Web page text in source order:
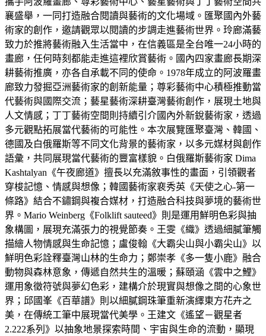
襄盛舉，一同打造融合閱讀與藝術的文化場域。匯聚國內外藝
術家的創作，邀請觀眾以閱讀的步調走進藝術世界。玲廊滿藝
致力於推將藝術融入生活當中，在信義區是全台唯一24小時的
畫廊，任何時刻都能走進這裡欣賞藝術。國內四家畫廊長期深
耕藝術推廣，亦各自承載不同的使命。1978年成立的阿波羅畫
廊致力發掘亞洲藝術家的創新能量；尊彩藝術中心積極推動當
代藝術與國際交流；藝星藝術深耕臺灣藝術創作，展現土地與
人文情感；丁丁藝術空間則持續引介國內外新銳藝術家，透過
多元觀點拓展當代藝術的可能性。本次展覽匯聚臺灣、韓國、
德國及白俄羅斯等不同文化背景的藝術家，以多元媒材與創作
語彙，共同展現當代藝術的豐富樣貌。白俄羅斯藝術家 Dima
Kashtalyan《午夜廊道》擅長以充滿敘事性的畫面，引領觀者
穿梭記憶、情感與想像；韓國藝術家裵秀英《天使之心-第一
條路》結合不鏽鋼與複合媒材，打造融合科技與夢境的藝術世
界。Mario Weinberg《Folklift sauteed》則是運用鮮明色彩與抽
象構圖，展現充滿張力的視覺節奏。王雯《織》透過細膩筆觸
描繪人物情感與生命記憶；盧俊翰《大霸尖山與小霸尖山》以
鮮明色彩詮釋臺灣山林的生命力；鄭崇孝《多一隻小鹿》融合
動物與森林意象，傳遞自然共生的溫暖；蘇頤涵《雲中之鯉》
運用象徵符號與夢幻色彩，建構介於現實與想像之間的心象世
界；邱國峯《百華譜》則以細膩鋼珠筆重新演繹東方花卉之
美，在傳統工筆中展現當代美學。王建文《遙望－觀星者
2.222系列》以抽象地景探索時間、宇宙與生命的流動，顯現